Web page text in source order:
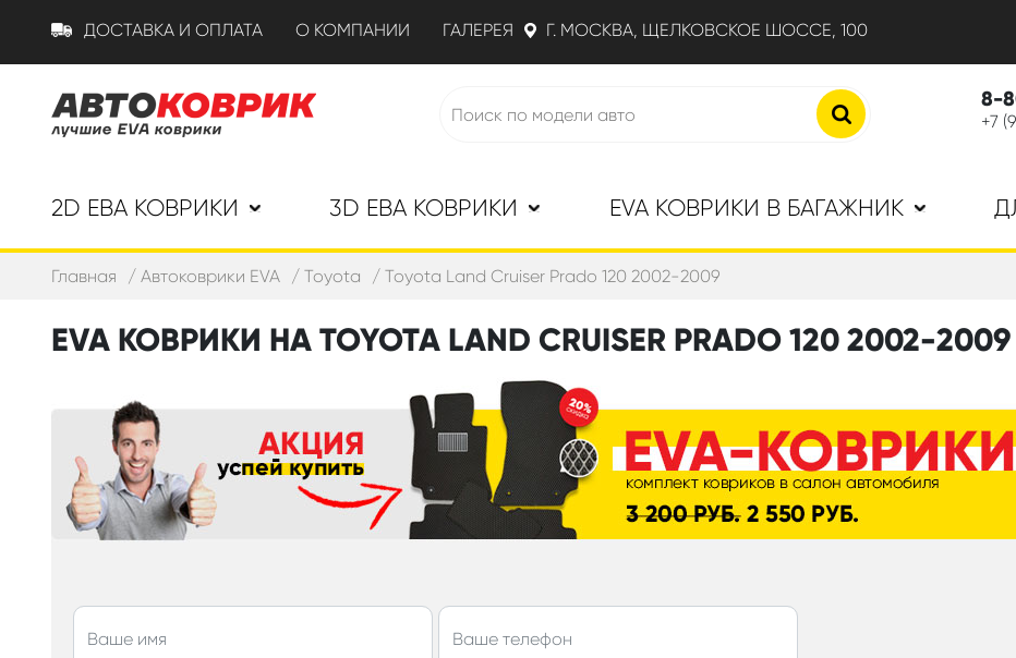
ДОСТАВКА И ОПЛАТА О КОМПАНИИ ГАЛЕРЕЯ Г. МОСКВА, ЩЕЛКОВСКОЕ ШОССЕ, 100
8-
+7
2D ЕВА КОВРИКИ 3D ЕВА КОВРИКИ EVA КОВРИКИ В БАГАЖНИК
Главная Автоковрики EVA Toyota Toyota Land Cruiser Prado 120 2002-2009
EVA КОВРИКИ НА TOYOTA LAND CRUISER PRADO 120 2002-2009